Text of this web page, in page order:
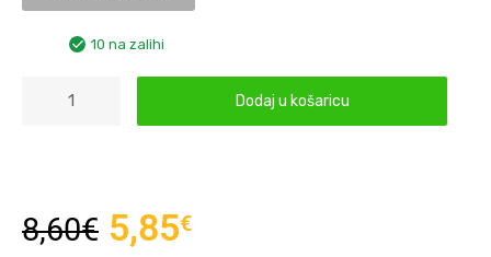
10 na zalihi
Dodaj u košaricu
8,60€ 5,85€